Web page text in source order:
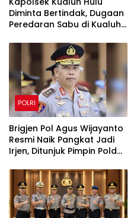
Diminta Bertindak, Dugaan
Peredaran Sabu di Kualuh
Sorotan Warga
POLRI
Brigjen Pol Agus Wijayanto
Resmi Naik Pangkat Jadi
Irjen, Ditunjuk Pimpin Polda